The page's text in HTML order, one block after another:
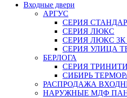
Входные двери
АРГУС
СЕРИЯ
СЕРИЯ ЛЮКС
СЕРИЯ ЛЮКС
СЕРИЯ УЛИЦА
БЕРЛОГА
СЕРИЯ
СИБИРЬ
РАСПРОДАЖА
НАРУЖНЫЕ МДФ